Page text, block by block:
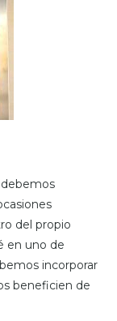
del propio
en uno de
incorporar
beneficien de